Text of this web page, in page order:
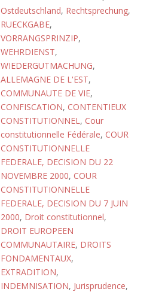
Ostdeutschland, Rechtsprechung,
RUECKGABE,
VORRANGSPRINZIP,
WEHRDIENST,
WIEDERGUTMACHUNG,
ALLEMAGNE DE L'EST,
COMMUNAUTE DE VIE,
CONFISCATION, CONTENTIEUX
CONSTITUTIONNEL, Cour
constitutionnelle Fédérale, COUR
CONSTITUTIONNELLE
FEDERALE, DECISION DU 22
NOVEMBRE 2000, COUR
CONSTITUTIONNELLE
FEDERALE, DECISION DU 7 JUIN
2000, Droit constitutionnel,
DROIT EUROPEEN
COMMUNAUTAIRE, DROITS
FONDAMENTAUX,
EXTRADITION,
INDEMNISATION, Jurisprudence,